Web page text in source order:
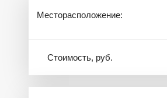
Месторасположение:
Стоимость, руб.